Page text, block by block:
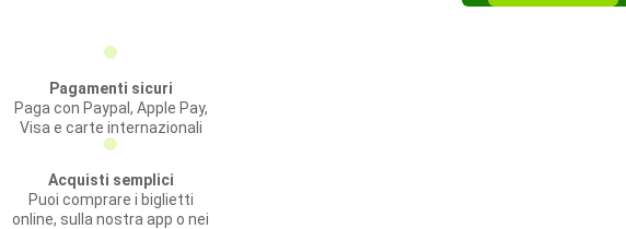
Pagamenti sicuri
Paga con Paypal, Apple Pay,
Visa e carte internazionali
Acquisti semplici
Puoi comprare i biglietti
online, sulla nostra app o nei